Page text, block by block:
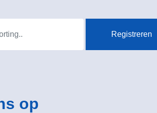
Registreren
op